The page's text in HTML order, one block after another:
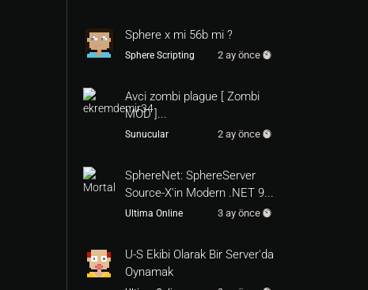
Sphere x mi 56b mi ?
Sphere Scripting 2 ay önce
Avci zombi plague [ Zombi
MOD ]...
Sunucular 2 ay önce
SphereNet: SphereServer
Source-X'in Modern .NET 9...
Ultima Online 3 ay önce
U-S Ekibi Olarak Bir Server'da
Oynamak